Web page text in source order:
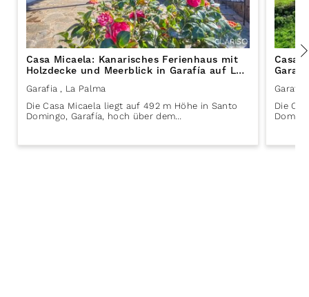
Casa Micaela: Kanarisches Ferienhaus mit
Holzdecke und Meerblick in Garafía auf La
Palma
Garafia , La Palma
Die Casa Micaela liegt auf 492 m Höhe in Santo
Domingo, Garafía, hoch über dem…
Casa
Garafia
Die